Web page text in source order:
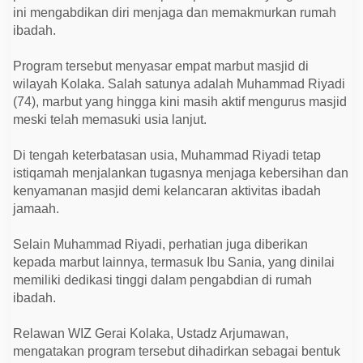
a
n
S
a
n
t
i
D
h
u
a
ini mengabdikan diri menjaga dan memakmurkan rumah
ibadah.
Program tersebut menyasar empat marbut masjid di
wilayah Kolaka. Salah satunya adalah Muhammad Riyadi
(74), marbut yang hingga kini masih aktif mengurus masjid
meski telah memasuki usia lanjut.
Di tengah keterbatasan usia, Muhammad Riyadi tetap
istiqamah menjalankan tugasnya menjaga kebersihan dan
kenyamanan masjid demi kelancaran aktivitas ibadah
jamaah.
Selain Muhammad Riyadi, perhatian juga diberikan
kepada marbut lainnya, termasuk Ibu Sania, yang dinilai
memiliki dedikasi tinggi dalam pengabdian di rumah
ibadah.
Relawan WIZ Gerai Kolaka, Ustadz Arjumawan,
mengatakan program tersebut dihadirkan sebagai bentuk